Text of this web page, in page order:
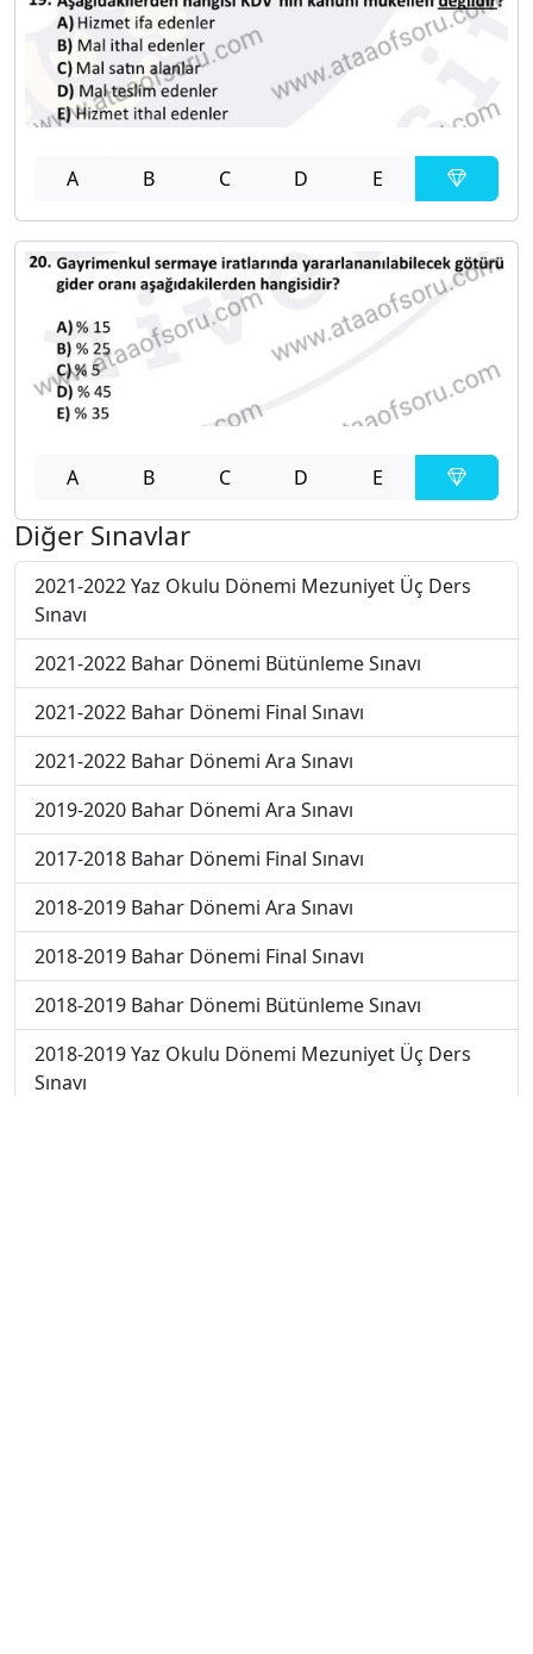
A B C D E
A B C D E
Diğer Sınavlar
2021-2022 Yaz Okulu Dönemi Mezuniyet Üç Ders
Sınavı
2021-2022 Bahar Dönemi Bütünleme Sınavı
2021-2022 Bahar Dönemi Final Sınavı
2021-2022 Bahar Dönemi Ara Sınavı
2019-2020 Bahar Dönemi Ara Sınavı
2017-2018 Bahar Dönemi Final Sınavı
2018-2019 Bahar Dönemi Ara Sınavı
2018-2019 Bahar Dönemi Final Sınavı
2018-2019 Bahar Dönemi Bütünleme Sınavı
2018-2019 Yaz Okulu Dönemi Mezuniyet Üç Ders
Sınavı